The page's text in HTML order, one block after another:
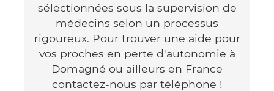
sélectionnées sous la supervision de
médecins selon un processus
rigoureux. Pour trouver une aide pour
vos proches en perte d'autonomie à
Domagné ou ailleurs en France
contactez-nous par téléphone !